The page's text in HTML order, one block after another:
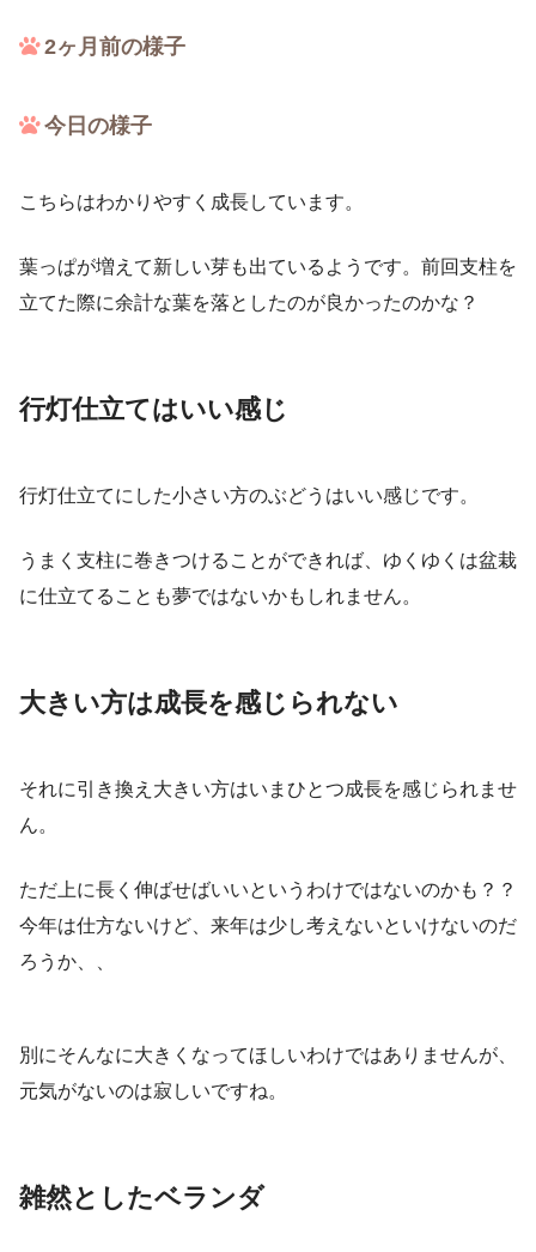
2ヶ月前の様子
今日の様子
こちらはわかりやすく成長しています。
葉っぱが増えて新しい芽も出ているようです。前回支柱を
立てた際に余計な葉を落としたのが良かったのかな？
行灯仕立てはいい感じ
行灯仕立てにした小さい方のぶどうはいい感じです。
うまく支柱に巻きつけることができれば、ゆくゆくは盆栽
に仕立てることも夢ではないかもしれません。
大きい方は成長を感じられない
それに引き換え大きい方はいまひとつ成長を感じられませ
ん。
ただ上に長く伸ばせばいいというわけではないのかも？？
今年は仕方ないけど、来年は少し考えないといけないのだ
ろうか、、
別にそんなに大きくなってほしいわけではありませんが、
元気がないのは寂しいですね。
雑然としたベランダ